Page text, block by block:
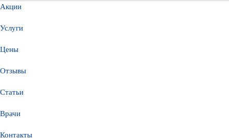
Акции
Услуги
Цены
Отзывы
Статьи
Врачи
Контакты